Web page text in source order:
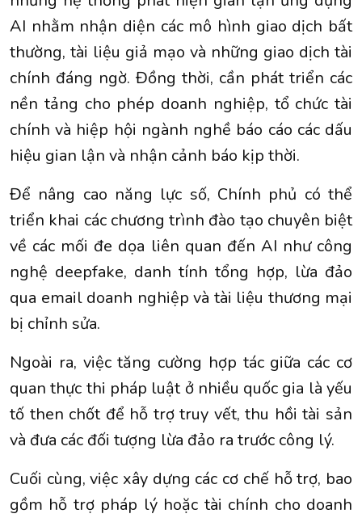
AI nhằm nhận diện các mô hình giao dịch bất
thường, tài liệu giả mạo và những giao dịch tài
chính đáng ngờ. Đồng thời, cần phát triển các
nền tảng cho phép doanh nghiệp, tổ chức tài
chính và hiệp hội ngành nghề báo cáo các dấu
hiệu gian lận và nhận cảnh báo kịp thời.
Để nâng cao năng lực số, Chính phủ có thể
triển khai các chương trình đào tạo chuyên biệt
về các mối đe dọa liên quan đến AI như công
nghệ deepfake, danh tính tổng hợp, lừa đảo
qua email doanh nghiệp và tài liệu thương mại
bị chỉnh sửa.
Ngoài ra, việc tăng cường hợp tác giữa các cơ
quan thực thi pháp luật ở nhiều quốc gia là yếu
tố then chốt để hỗ trợ truy vết, thu hồi tài sản
và đưa các đối tượng lừa đảo ra trước công lý.
Cuối cùng, việc xây dựng các cơ chế hỗ trợ, bao
gồm hỗ trợ pháp lý hoặc tài chính cho doanh